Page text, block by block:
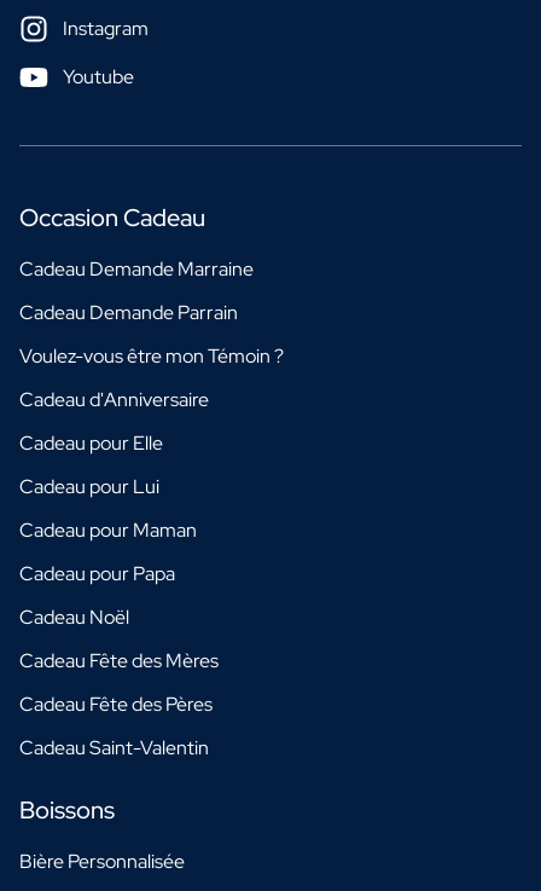
Instagram
Youtube
Occasion Cadeau
Cadeau Demande Marraine
Cadeau Demande Parrain
Voulez-vous être mon Témoin ?
Cadeau d'Anniversaire
Cadeau pour Elle
Cadeau pour Lui
Cadeau pour Maman
Cadeau pour Papa
Cadeau Noël
Cadeau Fête des Mères
Cadeau Fête des Pères
Cadeau Saint-Valentin
Boissons
Bière Personnalisée